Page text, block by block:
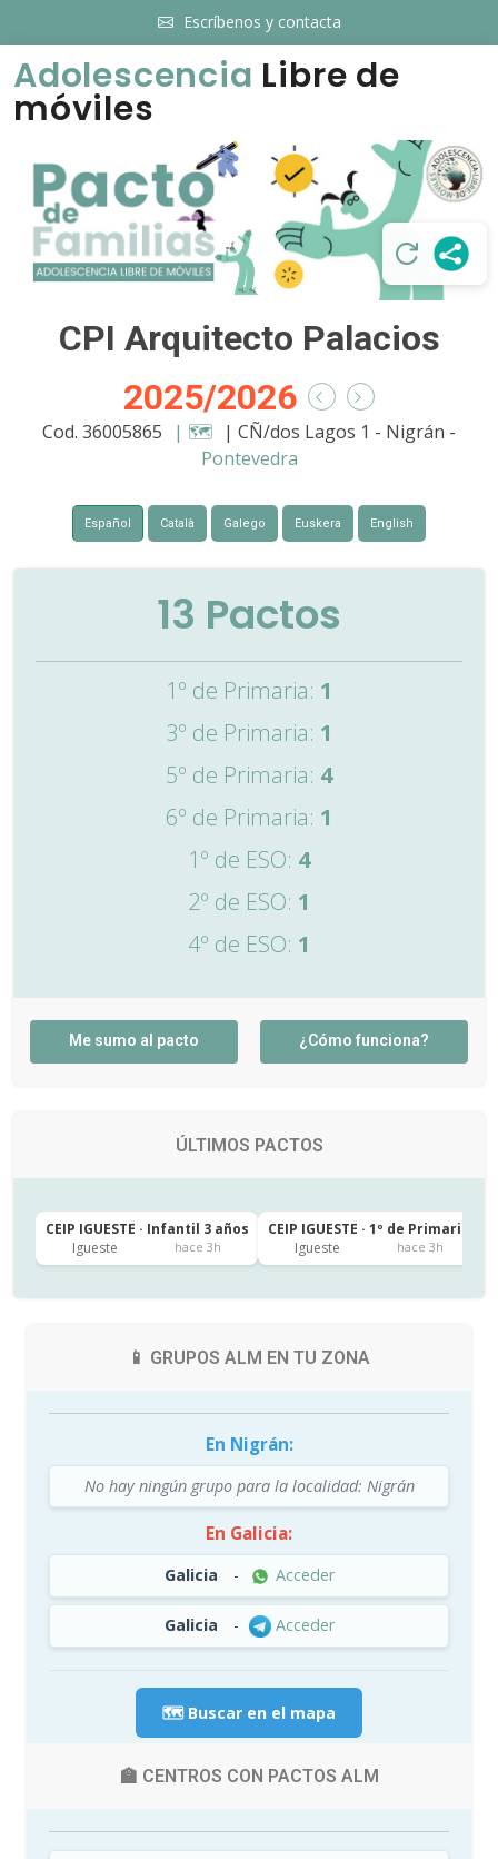
Escríbenos y contacta
Adolescencia Libre de
móviles
CPI Arquitecto Palacios
2025/2026
Cod. 36005865 | 🗺️ | CÑ/dos Lagos 1 - Nigrán -
Pontevedra
Español Català Galego Euskera English
13 Pactos
1º de Primaria: 1
3º de Primaria: 1
5º de Primaria: 4
6º de Primaria: 1
1º de ESO: 4
2º de ESO: 1
4º de ESO: 1
Me sumo al pacto ¿Cómo funciona?
ÚLTIMOS PACTOS
CEIP IGUESTE · Infantil 3 años
Igueste
hace 3h
CEIP IGUESTE · 1º de Primaria
Igueste
hace 3h
📱 GRUPOS ALM EN TU ZONA
En Nigrán:
No hay ningún grupo para la localidad: Nigrán
En Galicia:
Galicia - Acceder
Galicia - Acceder
🗺️ Buscar en el mapa
🏫 CENTROS CON PACTOS ALM